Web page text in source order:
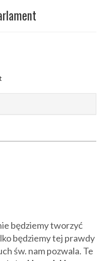
będziemy tworzyć
będziemy tej prawdy
św. nam pozwala. Te